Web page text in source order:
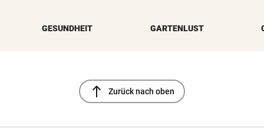
GESUNDHEIT GARTENLUST
north Zurück nach oben